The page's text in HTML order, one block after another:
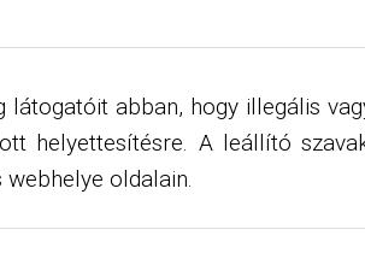
abban, hogy illegális
helyettesítésre. A leállító
oldalain.